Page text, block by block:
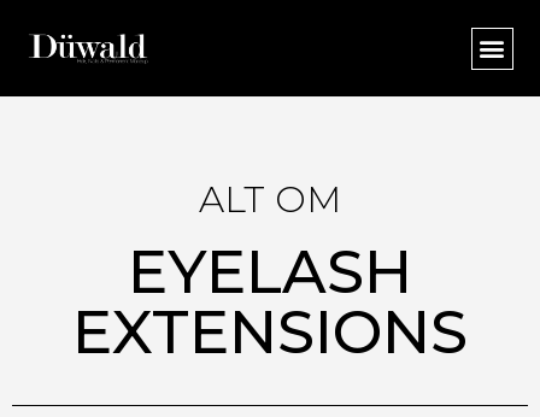
ALT OM
EYELASH
EXTENSIONS